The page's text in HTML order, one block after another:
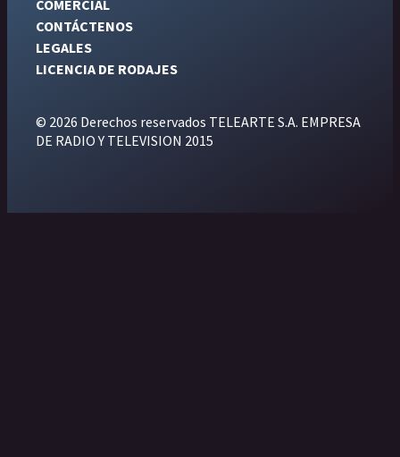
COMERCIAL
CONTÁCTENOS
LEGALES
LICENCIA DE RODAJES
© 2026 Derechos reservados TELEARTE S.A. EMPRESA
DE RADIO Y TELEVISION 2015